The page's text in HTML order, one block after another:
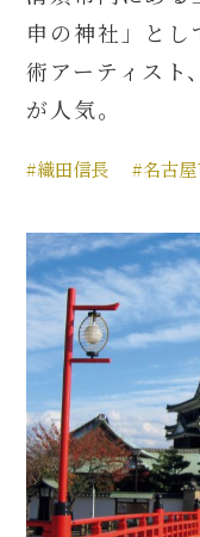
申の神社」と
術アーティスト
が人気。
#織田信長 #名古